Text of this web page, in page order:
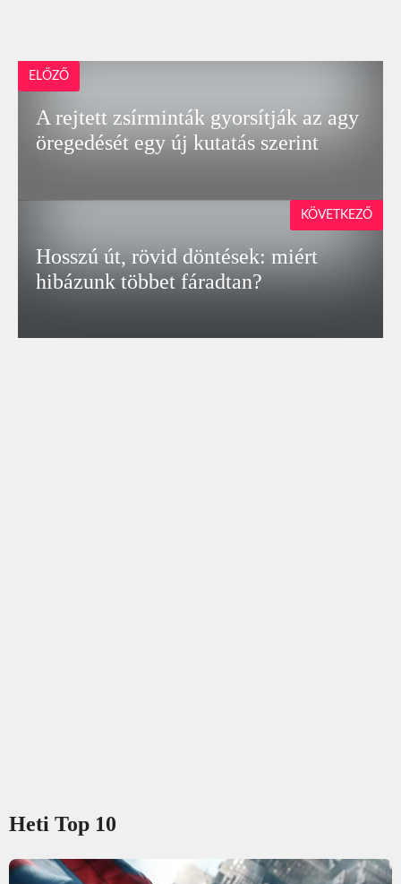
ELŐZŐ
A rejtett zsírminták gyorsítják az agy
öregedését egy új kutatás szerint
Hosszú út, rövid döntések: miért
hibázunk többet fáradtan?
KÖVETKEZŐ
Heti Top 10